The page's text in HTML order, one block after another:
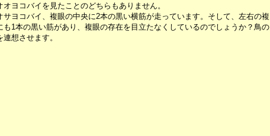
オヨコバイを見たことのどちらもありません。
ヨコバイ、複眼の中央に2本の黒い横筋が走っています。そして、左右の複
も1本の黒い筋があり、複眼の存在を目立たなくしているのでしょうか？鳥の
想させます。